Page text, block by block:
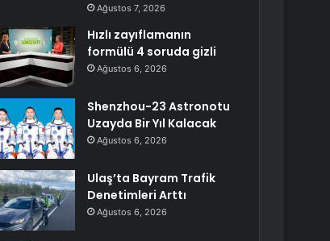
Ağustos 7, 2026
Hızlı zayıflamanın
formülü 4 soruda gizli
Ağustos 6, 2026
Shenzhou-23 Astronotu
Uzayda Bir Yıl Kalacak
Ağustos 6, 2026
Ulaş’ta Bayram Trafik
Denetimleri Arttı
Ağustos 6, 2026